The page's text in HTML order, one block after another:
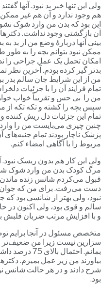
این تنها خبر بد نبود. آنها
وجود ندارد و آن هم غیر
بود که بدن من وارد شوک
بازگشتی وجود نداشت. دکترها
آنها دربارۀ وضع من از بد
نبود بتوانم بچه را به طور
تحمل یک عمل جراحی را
گیر کرده بودم. آخرین نظر
از این شرایط جان سالم بدر
فرایند آن را با جزئیات
را بی حس و تقریباً خواب
بچه را کشته و تکه تکه از
این جزئیات دل ریش کننده و
چیزی می‌بایست من را
ناچار بودند تمام جنبه‌های
را با آگاهی امضاء کنم.
این کار هم بدون ریسک نبود.
کودک بدن من وارد شوک شود،
می‌رفت. برای من که جوان
ولی بهتر از شانسی بود که
و قوی بود، ولی اکنون در
با افزایش مرتب ضربان قلبش
مسئول در آنجا برایم
نیست زیرا من ضعیف‌تر
بمانم. احتمال
من زیر عمل بمیرم.
دادند و در هر حالت شانس